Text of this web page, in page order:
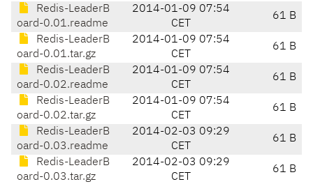
Redis-LeaderB
oard-0.01.readme
2014-01-09 07:54
CET
61 B
Redis-LeaderB
oard-0.01.tar.gz
2014-01-09 07:54
CET
61 B
Redis-LeaderB
oard-0.02.readme
2014-01-09 07:54
CET
61 B
Redis-LeaderB
oard-0.02.tar.gz
2014-01-09 07:54
CET
61 B
Redis-LeaderB
oard-0.03.readme
2014-02-03 09:29
CET
61 B
Redis-LeaderB
oard-0.03.tar.gz
2014-02-03 09:29
CET
61 B